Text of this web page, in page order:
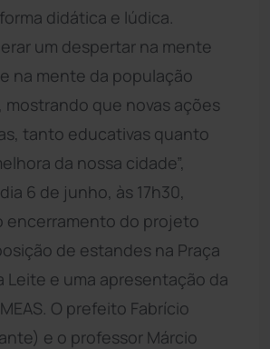
didática e lúdica.
um despertar na mente
na mente da população
mostrando que novas ações
tanto educativas quanto
da nossa cidade”,
6 de junho, às 17h30,
encerramento do projeto
de estandes na Praça
Leite e uma apresentação da
O prefeito Fabrício
e o professor Márcio